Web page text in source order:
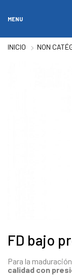
MENU
INICIO NON
FD bajo
Para la
calidad con